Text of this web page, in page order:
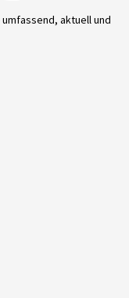
aktuell und